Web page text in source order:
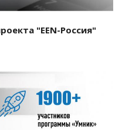
"EEN-Россия"